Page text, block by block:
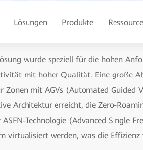
Lösungen Produkte
wurde speziell für die hohen
mit hoher Qualität. Eine große
Zonen mit AGVs (Automated Guided
Architektur erreicht, die Zero-
ASFN-Technologie (Advanced Single
virtualisiert werden, was die Effizienz